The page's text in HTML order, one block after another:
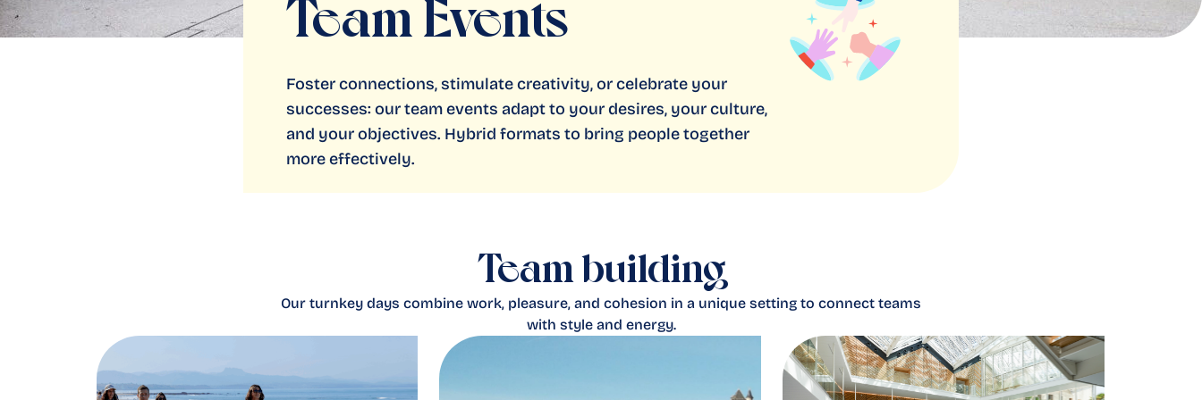
Team Events
Foster connections, stimulate creativity, or celebrate your
successes: our team events adapt to your desires, your culture,
and your objectives. Hybrid formats to bring people together
more effectively.
Team building
Our turnkey days combine work, pleasure, and cohesion in a unique setting to connect teams
with style and energy.